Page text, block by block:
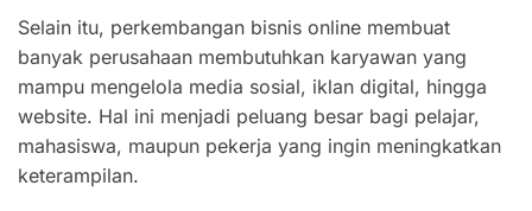
Selain itu, perkembangan bisnis online membuat
banyak perusahaan membutuhkan karyawan yang
mampu mengelola media sosial, iklan digital, hingga
website. Hal ini menjadi peluang besar bagi pelajar,
mahasiswa, maupun pekerja yang ingin meningkatkan
keterampilan.